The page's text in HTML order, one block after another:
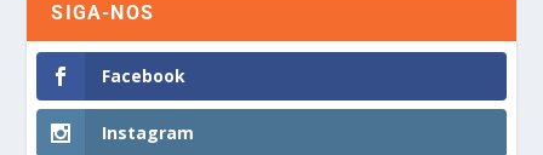
SIGA-NOS
Facebook
Instagram